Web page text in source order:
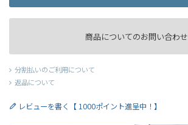
商品についてのお問い合わせ
分割払いのご利用について
返品について
レビューを書く【 1000ポイント進呈中！】